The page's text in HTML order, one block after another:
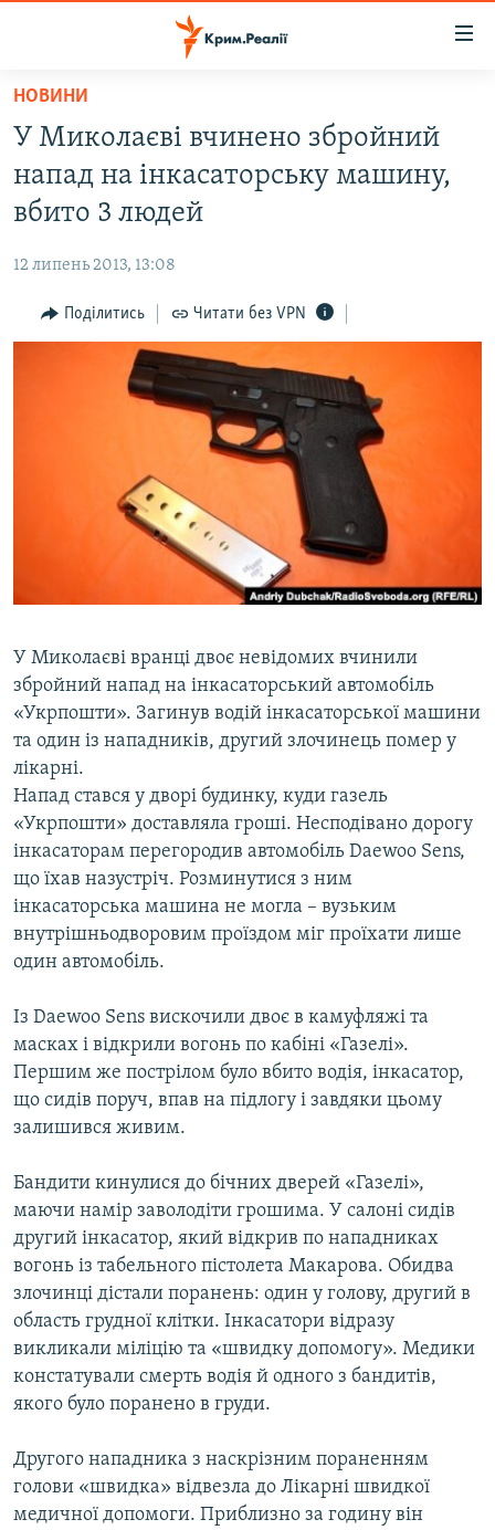
Перейти
основного
матеріалу
Перейти
до
основної
Перейти
до
ВІДЕО ТА ФОТО
БЛОГИ
ПОГЛЯД
ВСЕ ЗА ДЕНЬ
ВІДЕОУРОКИ «ELIFBE»
СВІДЧЕННЯ ОКУПАЦІЇ
УКРАЇНСЬКА ПРОБЛЕМА КРИМУ
ЯК ОБІЙТИ БЛОКУВАННЯ
Усі сайти RFE/RL
НОВИНИ
У Миколаєві вчинено збройний
напад на інкасаторську машину,
вбито 3 людей
12 липень 2013, 13:08
Поділитись Читати без VPN
У Миколаєві вранці двоє невідомих вчинили
збройний напад на інкасаторський автомобіль
«Укрпошти». Загинув водій інкасаторської машини
та один із нападників, другий злочинець помер у
лікарні.
Напад стався у дворі будинку, куди газель
«Укрпошти» доставляла гроші. Несподівано дорогу
інкасаторам перегородив автомобіль Daewoo Sens,
що їхав назустріч. Розминутися з ним
інкасаторська машина не могла – вузьким
внутрішньодворовим проїздом міг проїхати лише
один автомобіль.
Із Daewoo Sens вискочили двоє в камуфляжі та
масках і відкрили вогонь по кабіні «Газелі».
Першим же пострілом було вбито водія, інкасатор,
що сидів поруч, впав на підлогу і завдяки цьому
залишився живим.
Бандити кинулися до бічних дверей «Газелі»,
маючи намір заволодіти грошима. У салоні сидів
другий інкасатор, який відкрив по нападниках
вогонь із табельного пістолета Макарова. Обидва
злочинці дістали поранень: один у голову, другий в
область грудної клітки. Інкасатори відразу
викликали міліцію та «швидку допомогу». Медики
констатували смерть водія й одного з бандитів,
якого було поранено в груди.
Другого нападника з наскрізним пораненням
голови «швидка» відвезла до Лікарні швидкої
медичної допомоги. Приблизно за годину він